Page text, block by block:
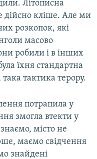
Літописна
дійсно кліше. Але ми
розкопок, які
масово
робили і в інших
їхня стандартна
тактика терору.
потрапила у
змогла втекти у
місто не
маємо свідчення
знайдені